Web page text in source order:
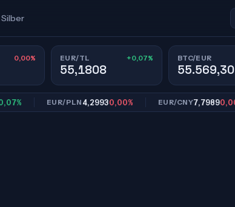
Silber
0,00% EUR/TL +0,07%
55,1808
BTC/EUR
55.569,30
EUR/PLN4,29930,00% EUR/CNY7,79890,00%